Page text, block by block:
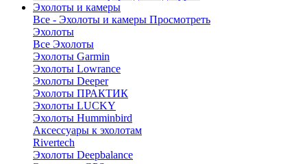
Эхолоты и камеры
Все - Эхолоты и камеры Просмотреть
Эхолоты
Все Эхолоты
Эхолоты Garmin
Эхолоты Lowrance
Эхолоты Deeper
Эхолоты ПРАКТИК
Эхолоты LUCKY
Эхолоты Humminbird
Аксессуары к эхолотам
Rivertech
Эхолоты Deepbalance